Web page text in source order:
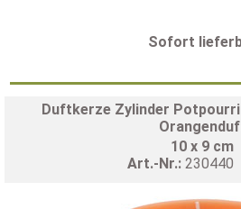
Sofort
Duftkerze Zylinder
10 x 9 cm
Art.-Nr.: 230440